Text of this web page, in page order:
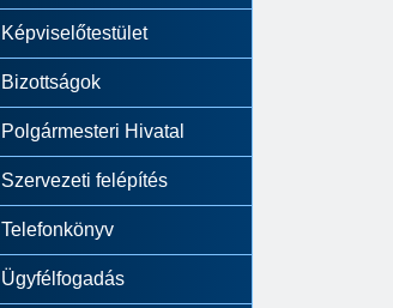
Képviselőtestület
Bizottságok
Polgármesteri Hivatal
Szervezeti felépítés
Telefonkönyv
Ügyfélfogadás